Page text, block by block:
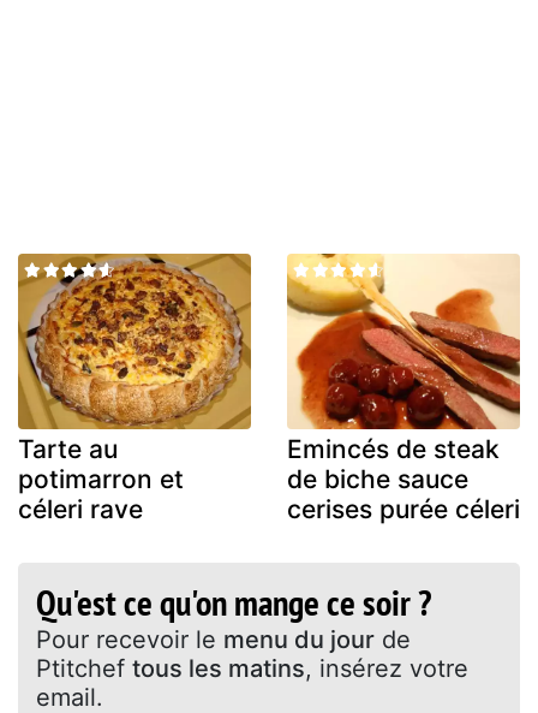
Tarte au
potimarron et
céleri rave
Emincés de steak
de biche sauce
cerises purée céleri
Qu'est ce qu'on mange ce soir ?
Pour recevoir le menu du jour de
Ptitchef tous les matins, insérez votre
email.